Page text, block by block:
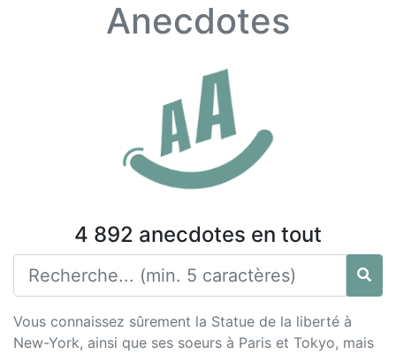
Anecdotes
4 892 anecdotes en tout
Vous connaissez sûrement la Statue de la liberté à
New-York, ainsi que ses soeurs à Paris et Tokyo, mais